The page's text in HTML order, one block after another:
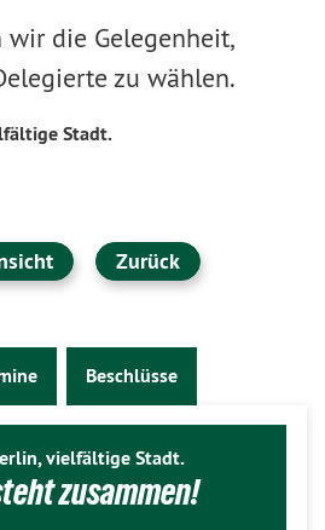
die Gelegenheit,
zu wählen.
Stadt.
Zurück
Beschlüsse
vielfältige Stadt.
zusammen!